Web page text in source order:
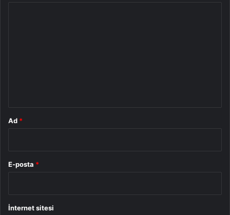
Ad *
E-posta *
İnternet sitesi